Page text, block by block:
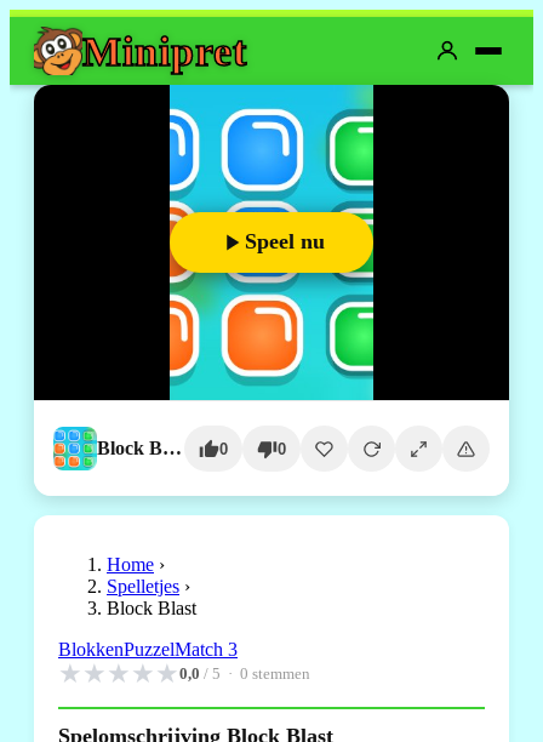
Minipret
Speel nu
Block Blast 0 0
Home ›
Spelletjes ›
Block Blast
BlokkenPuzzelMatch 3
★★★★★0,0 / 5 · 0 stemmen
Spelomschrijving Block Blast